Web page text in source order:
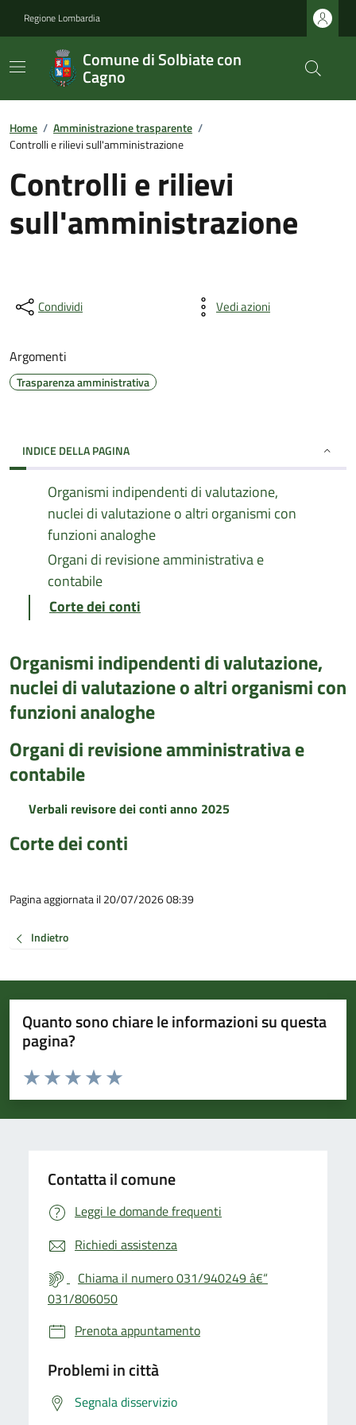
Regione Lombardia
Comune di Solbiate con
Cagno
Home / Amministrazione trasparente /
Controlli e rilievi sull'amministrazione
Controlli e rilievi
sull'amministrazione
Condividi Vedi azioni
Argomenti
Trasparenza amministrativa
INDICE DELLA PAGINA
Organismi indipendenti di valutazione,
nuclei di valutazione o altri organismi con
funzioni analoghe
Organi di revisione amministrativa e
contabile
Corte dei conti
Organismi indipendenti di valutazione,
nuclei di valutazione o altri organismi con
funzioni analoghe
Organi di revisione amministrativa e
contabile
Verbali revisore dei conti anno 2025
Corte dei conti
Pagina aggiornata il 20/07/2026 08:39
Indietro
Quanto sono chiare le informazioni su questa
pagina?
Valuta da 1 a 5 stelle la pagina
Valuta 5 stelle su 5
Valuta 4 stelle su 5
Valuta 3 stelle su 5
Valuta 2 stelle su 5
Valuta 1 stelle su 5
Contatta il comune
Leggi le domande frequenti
Richiedi assistenza
Chiama il numero 031/940249 â€“
031/806050
Prenota appuntamento
Problemi in città
Segnala disservizio